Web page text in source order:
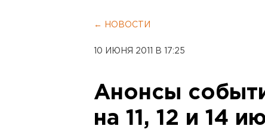
← НОВОСТИ
10 ИЮНЯ 2011 В 17:25
Анонсы
на 11, 12 и 14